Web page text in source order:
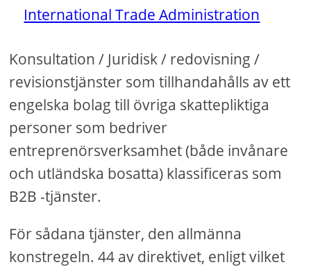
International Trade Administration
Konsultation / Juridisk / redovisning /
revisionstjänster som tillhandahålls av ett
engelska bolag till övriga skattepliktiga
personer som bedriver
entreprenörsverksamhet (både invånare
och utländska bosatta) klassificeras som
B2B -tjänster.
För sådana tjänster, den allmänna
konstregeln. 44 av direktivet, enligt vilket